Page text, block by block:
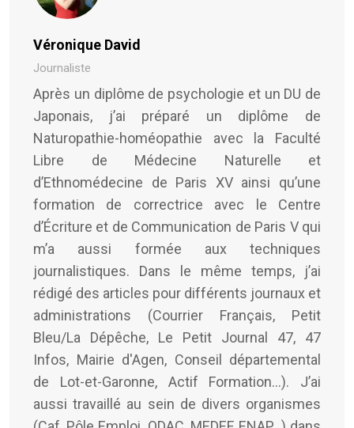
Véronique David
Journaliste
Après un diplôme de psychologie et un DU de
Japonais, j’ai préparé un diplôme de
Naturopathie-homéopathie avec la Faculté
Libre de Médecine Naturelle et
d’Ethnomédecine de Paris XV ainsi qu’une
formation de correctrice avec le Centre
d’Écriture et de Communication de Paris V qui
m’a aussi formée aux techniques
journalistiques. Dans le même temps, j’ai
rédigé des articles pour différents journaux et
administrations (Courrier Français, Petit
Bleu/La Dépêche, Le Petit Journal 47, 47
Infos, Mairie d'Agen, Conseil départemental
de Lot-et-Garonne, Actif Formation...). J’ai
aussi travaillé au sein de divers organismes